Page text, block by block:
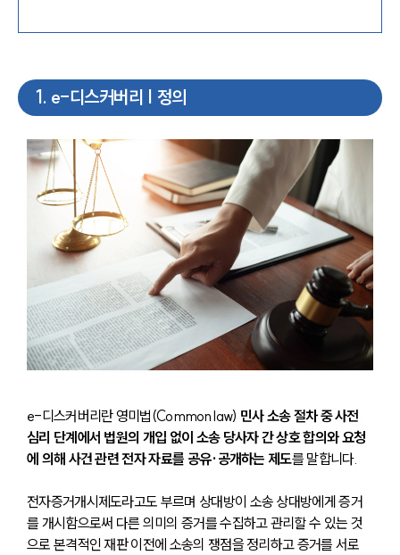
1 . e-디스커버리 | 정의
e-디스커버리란 영미법(Common law) 민사 소송 절차 중 사전
심리 단계에서 법원의 개입 없이 소송 당사자 간 상호 합의와 요청
에 의해 사건 관련 전자 자료를 공유·공개하는 제도를 말합니다.
전자증거개시제도라고도 부르며 상대방이 소송 상대방에게 증거
를 개시함으로써 다른 의미의 증거를 수집하고 관리할 수 있는 것
으로 본격적인 재판 이전에 소송의 쟁점을 정리하고 증거를 서로